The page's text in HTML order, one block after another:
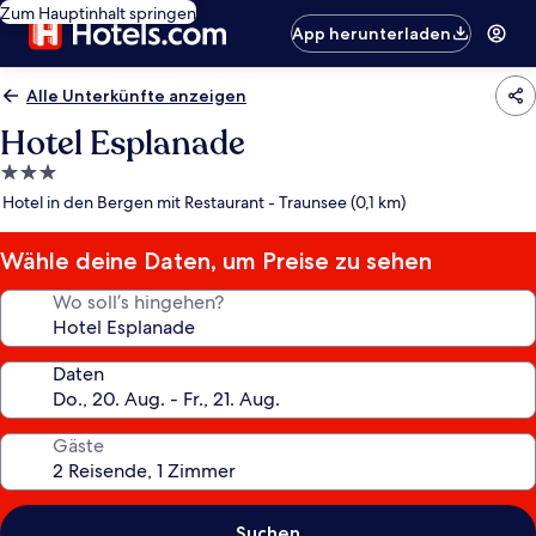
Zum Hauptinhalt springen
App herunterladen
Alle Unterkünfte anzeigen
Hotel Esplanade
3.0-
Sterne-
Hotel in den Bergen mit Restaurant - Traunsee (0,1 km)
Wähle deine Daten, um Preise zu sehen
Wo soll’s hingehen?
Daten
Gäste